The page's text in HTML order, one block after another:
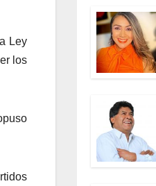
Ley
los